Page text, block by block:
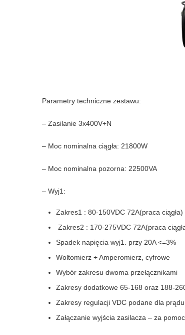
Parametry techniczne zestawu:
– Zasilanie 3x400V+N
– Moc nominalna ciągła: 21800W
– Moc nominalna pozorna: 22500VA
– Wyj1:
Zakres1 : 80-150VDC 72A(praca ciągła)
Zakres2 : 170-275VDC 72A(praca
Spadek napięcia wyj1. przy 20A <=3%
Woltomierz + Amperomierz, cyfrowe
Wybór zakresu dwoma przełącznikami
Zakresy dodatkowe 65-168 oraz 188-
Zakresy regulacji VDC podane dla
Załączanie wyjścia zasilacza – za